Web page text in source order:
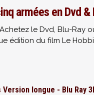
armées en Dvd &
le Dvd, Blu-Ray
édition du film Le
longue - Blu Ray